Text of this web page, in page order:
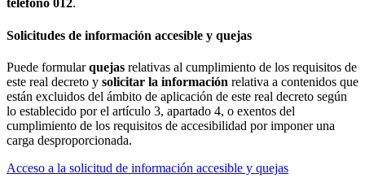
teléfono 012.
Solicitudes de información accesible y quejas
Puede formularquejas relativas al cumplimiento de los requisitos de
este real decreto y solicitar la información relativa a contenidos que
están excluidos del ámbito de aplicación de este real decreto según
lo establecido por el artículo 3, apartado 4, o exentos del
cumplimiento de los requisitos de accesibilidad por imponer una
carga desproporcionada.
Acceso a la solicitud de información accesible y quejas